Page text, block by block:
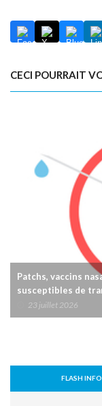
CECI POURRAIT
Patchs, vaccins
susceptibles de
23 juillet 2026
FLASH INFO